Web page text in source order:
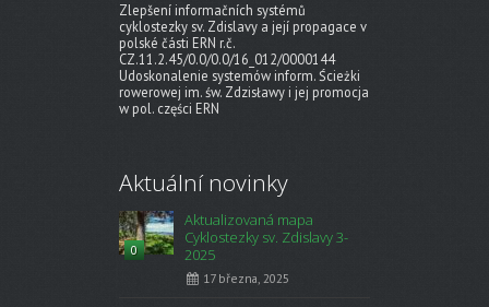
Zlepšení informačních systémů
cyklostezky sv. Zdislavy a její propagace v
polské části ERN r.č.
CZ.11.2.45/0.0/0.0/16_012/0000144
Udoskonalenie systemów inform. Ścieżki
rowerowej im. św. Zdzisławy i jej promocja
w pol. części ERN
Aktuální novinky
0
Aktualizovaná mapa
Cyklostezky sv. Zdislavy 3-
2025
17 března, 2025